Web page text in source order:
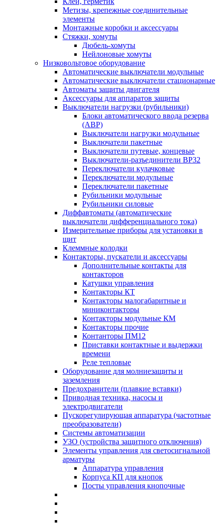
Метизы, крепежные соединительные
элементы
Монтажные коробки и аксессуары
Стяжки, хомуты
Дюбель-хомуты
Нейлоновые хомуты
Низковольтовое оборудование
Автоматические выключатели модульные
Автоматические выключатели стационарные
Автоматы защиты двигателя
Аксессуары для аппаратов защиты
Выключатели нагрузки (рубильники)
Блоки автоматического ввода резерва
(АВР)
Выключатели нагрузки модульные
Выключатели пакетные
Выключатели путевые, концевые
Выключатели-разъединители ВР32
Переключатели кулачковые
Переключатели модульные
Переключатели пакетные
Рубильники модульные
Рубильники силовые
Диффавтоматы (автоматические
выключатели дифференциального тока)
Измерительные приборы для установки в
щит
Клеммные колодки
Контакторы, пускатели и аксессуары
Дополнительные контакты для
контакторов
Катушки управления
Контакторы КТ
Контакторы малогабаритные и
миниконтакторы
Контакторы модульные КМ
Контакторы прочие
Контанторы ПМ12
Приставки контактные и выдержки
времени
Реле тепловые
Оборудование для молниезащиты и
заземления
Предохранители (плавкие вставки)
Приводная техника, насосы и
электродвигатели
Пускорегулирующая аппаратура (частотные
преобразователи)
Системы автоматизации
УЗО (устройства защитного отключения)
Элементы управления для светосигнальной
арматуры
Аппаратура управления
Корпуса КП для кнопок
Посты управления кнопочные